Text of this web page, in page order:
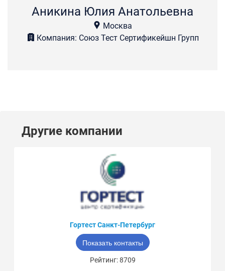
Аникина Юлия Анатольевна
Москва
Компания: Союз Тест Сертификейшн Групп
Другие компании
Гортест Санкт-Петербург
Показать контакты
Рейтинг: 8709